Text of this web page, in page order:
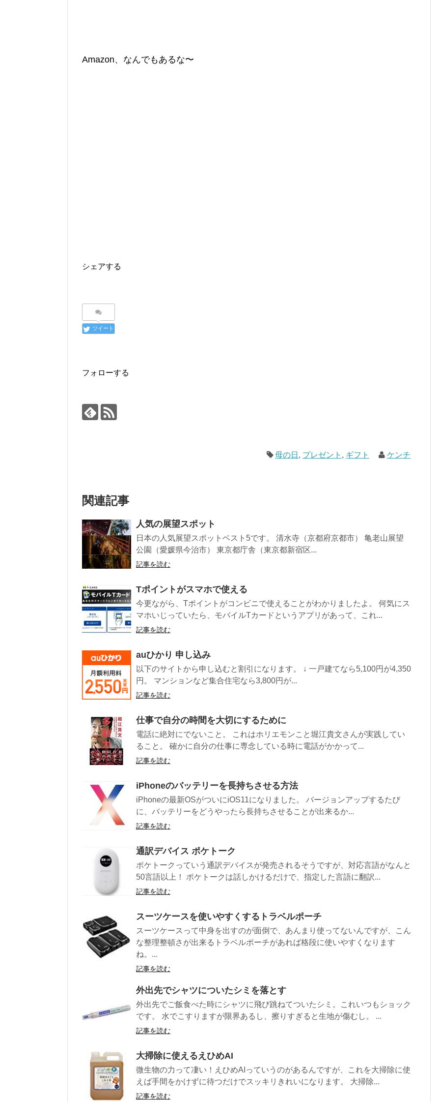
Amazon、なんでもあるな〜
シェアする
ツイート
フォローする
母の日 , プレゼント , ギフト ケンチ
関連記事
人気の展望スポット
日本の人気展望スポットベスト5です。 清水寺（京都府京都市） 亀老山展望
公園（愛媛県今治市） 東京都庁舎（東京都新宿区...
記事を読む
Tポイントがスマホで使える
今更ながら、Tポイントがコンビニで使えることがわかりましたよ。 何気にス
マホいじっていたら、モバイルTカードというアプリがあって、これ...
記事を読む
auひかり 申し込み
以下のサイトから申し込むと割引になります。 ↓ 一戸建てなら5,100円が4,350
円。 マンションなど集合住宅なら3,800円が...
記事を読む
仕事で自分の時間を大切にするために
電話に絶対にでないこと。 これはホリエモンこと堀江貴文さんが実践してい
ること。 確かに自分の仕事に専念している時に電話がかかって...
記事を読む
iPhoneのバッテリーを長持ちさせる方法
iPhoneの最新OSがついにiOS11になりました。 バージョンアップするたび
に、バッテリーをどうやったら長持ちさせることが出来るか...
記事を読む
通訳デバイス ポケトーク
ポケトークっていう通訳デバイスが発売されるそうですが、対応言語がなんと
50言語以上！ ポケトークは話しかけるだけで、指定した言語に翻訳...
記事を読む
スーツケースを使いやすくするトラベルポーチ
スーツケースって中身を出すのが面倒で、あんまり使ってないんですが、こん
な整理整頓さが出来るトラベルポーチがあれば格段に使いやすくなります
ね。...
記事を読む
外出先でシャツについたシミを落とす
外出先でご飯食べた時にシャツに飛び跳ねてついたシミ。これいつもショック
です。 水でこすりますが限界あるし、擦りすぎると生地が傷むし。 ...
記事を読む
大掃除に使えるえひめAI
微生物の力って凄い！えひめAIっていうのがあるんですが、これを大掃除に使
えば手間をかけずに待つだけでスッキリきれいになります。 大掃除...
記事を読む